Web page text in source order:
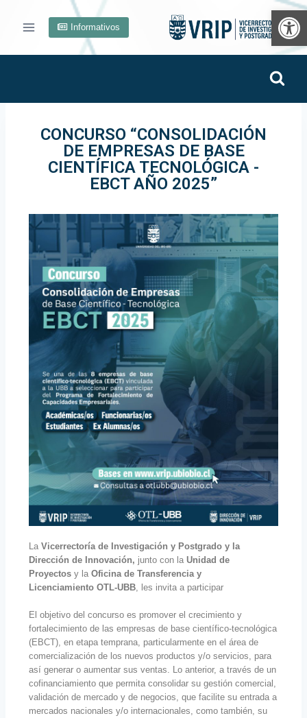
Informativos
CONCURSO “CONSOLIDACIÓN
DE EMPRESAS DE BASE
CIENTÍFICA TECNOLÓGICA -
EBCT AÑO 2025”
La Vicerrectoría de Investigación y Postgrado y la
Dirección de Innovación, junto con la Unidad de
Proyectos y la Oficina de Transferencia y
Licenciamiento OTL-UBB, les invita a participar
El objetivo del concurso es promover el crecimiento y
fortalecimiento de las empresas de base científico-tecnológica
(EBCT), en etapa temprana, particularmente en el área de
comercialización de los nuevos productos y/o servicios, para
así generar o aumentar sus ventas. Lo anterior, a través de un
cofinanciamiento que permita consolidar su gestión comercial,
validación de mercado y de negocios, que facilite su entrada a
mercados nacionales y/o internacionales, como también, su